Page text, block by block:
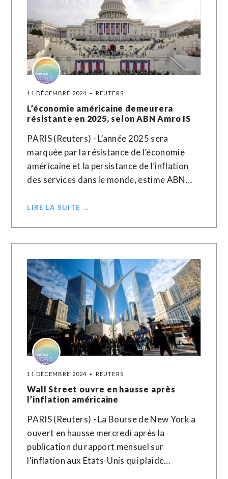
11 DÉCEMBRE 2024 REUTERS
L’économie américaine demeurera
résistante en 2025, selon ABN Amro IS
PARIS (Reuters) - L’année 2025 sera
marquée par la résistance de l’économie
américaine et la persistance de l’inflation
des services dans le monde, estime ABN…
LIRE LA SUITE →
11 DÉCEMBRE 2024 REUTERS
Wall Street ouvre en hausse après
l’inflation américaine
PARIS (Reuters) - La Bourse de New York a
ouvert en hausse mercredi après la
publication du rapport mensuel sur
l'inflation aux Etats-Unis qui plaide…